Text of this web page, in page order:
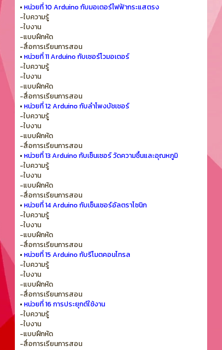
• หน่วยที่ 10 Arduino กับมอเตอร์ไฟฟ้ากระแสตรง
-ใบความรู้
-ใบงาน
-แบบฝึกหัด
-สื่อการเรียนการสอน
• หน่วยที่ 11 Arduino กับเซอร์โวมอเตอร์
-ใบความรู้
-ใบงาน
-แบบฝึกหัด
-สื่อการเรียนการสอน
• หน่วยที่ 12 Arduino กับลําโพงบัชเชอร์
-ใบความรู้
-ใบงาน
-แบบฝึกหัด
-สื่อการเรียนการสอน
• หน่วยที่ 13 Arduino กับเซ็นเซอร์ วัดความชื้นและอุณหภูมิ
-ใบความรู้
-ใบงาน
-แบบฝึกหัด
-สื่อการเรียนการสอน
• หน่วยที่ 14 Arduino กับเซ็นเซอร์อัลตราโซนิก
-ใบความรู้
-ใบงาน
-แบบฝึกหัด
-สื่อการเรียนการสอน
• หน่วยที่ 15 Arduino กับรีโมตคอนโทรล
-ใบความรู้
-ใบงาน
-แบบฝึกหัด
-สื่อการเรียนการสอน
• หน่วยที่ 16 การประยุกต์ใช้งาน
-ใบความรู้
-ใบงาน
-แบบฝึกหัด
-สื่อการเรียนการสอน